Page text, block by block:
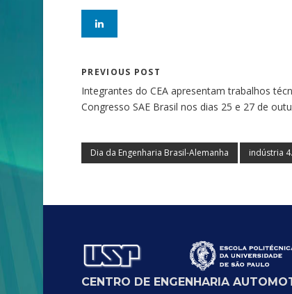
PREVIOUS POST
Integrantes do CEA apresentam trabalhos
Congresso SAE Brasil nos dias 25 e 27 de
Dia da Engenharia Brasil-Alemanha indústria
CENTRO DE ENGENHARIA